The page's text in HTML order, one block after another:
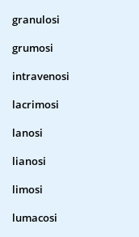
granulosi
grumosi
intravenosi
lacrimosi
lanosi
lianosi
limosi
lumacosi